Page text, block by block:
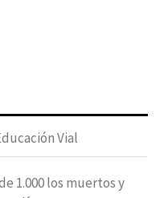
Vial
1.000 los muertos y